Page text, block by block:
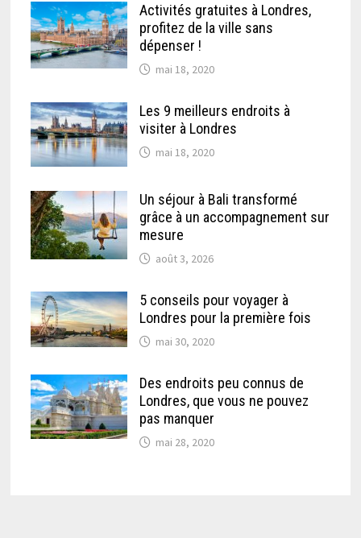
Activités gratuites à Londres,
profitez de la ville sans
dépenser !
mai 18, 2020
Les 9 meilleurs endroits à
visiter à Londres
mai 18, 2020
Un séjour à Bali transformé
grâce à un accompagnement sur
mesure
août 3, 2026
5 conseils pour voyager à
Londres pour la première fois
mai 30, 2020
Des endroits peu connus de
Londres, que vous ne pouvez
pas manquer
mai 28, 2020